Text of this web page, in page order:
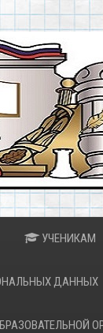
УЧЕНИКАМ
ДАННЫХ